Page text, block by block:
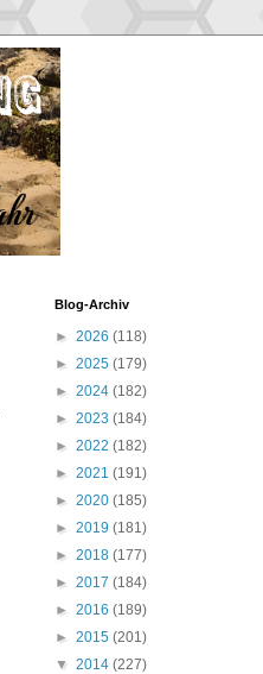
Blog-Archiv
► 2026 (118)
► 2025 (179)
► 2024 (182)
► 2023 (184)
► 2022 (182)
► 2021 (191)
► 2020 (185)
► 2019 (181)
► 2018 (177)
► 2017 (184)
► 2016 (189)
► 2015 (201)
▼ 2014 (227)